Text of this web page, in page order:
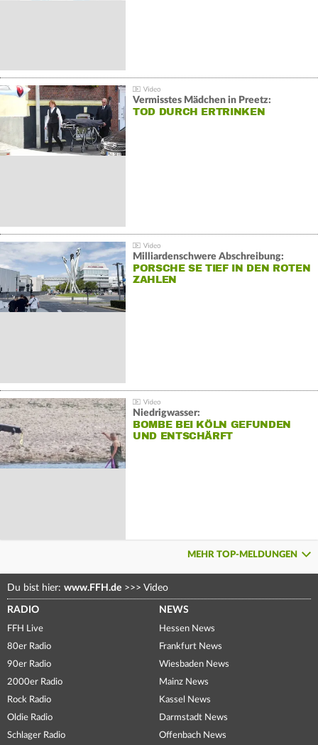
Vermisstes Mädchen in Preetz:
TOD DURCH ERTRINKEN
Milliardenschwere Abschreibung:
PORSCHE SE TIEF IN DEN ROTEN
ZAHLEN
Niedrigwasser:
BOMBE BEI KÖLN GEFUNDEN
UND ENTSCHÄRFT
MEHR TOP-MELDUNGEN
Du bist hier: www.FFH.de >>> Video
RADIO
FFH Live
80er Radio
90er Radio
2000er Radio
Rock Radio
Oldie Radio
Schlager Radio
NEWS
Hessen News
Frankfurt News
Wiesbaden News
Mainz News
Kassel News
Darmstadt News
Offenbach News